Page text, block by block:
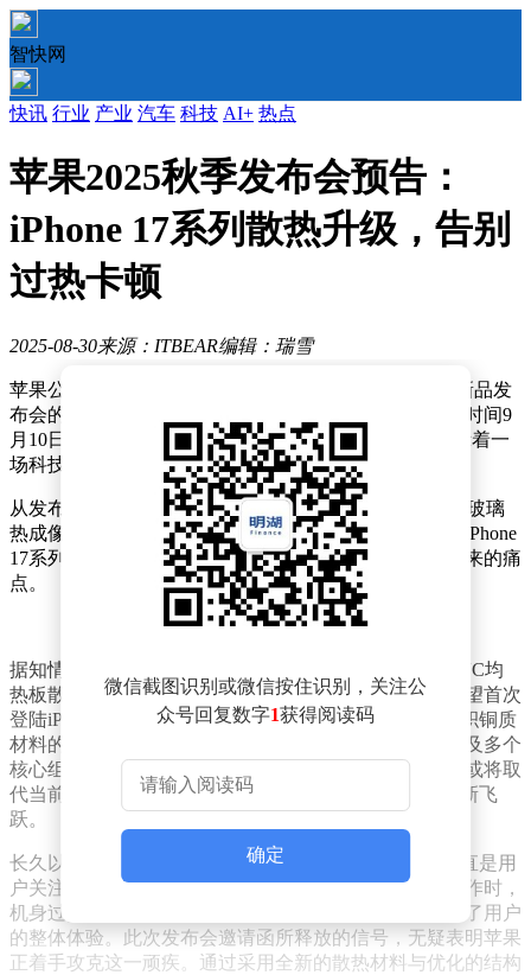
智快网
快讯 行业 产业 汽车 科技 AI+ 热点
苹果2025秋季发布会预告：
iPhone 17系列散热升级，告别
过热卡顿
2025-08-30来源：ITBEAR编辑：瑞雪
苹果公司于太平洋时间8月27日凌晨揭晓了2025年秋季新品发
布会的神秘面纱，活动定于9月9日上午10点（对应北京时间9
月10日凌晨1点）盛大开启，主题定为“前方超燃”，预示着一
场科技盛宴即将来袭。
从发布会邀请函上别具匠心的设计——苹果Logo以液态玻璃
热成像的形态呈现，业界纷纷猜测，苹果或将在新一代iPhone
17系列上大幅强化散热性能，这一改变直击用户长期以来的痛
点。
据知情人士透露，iPhone 17 Pro系列或将开创性地引入VC均
热板散热技术，这一在安卓阵营已较为成熟的技术，有望首次
登陆iPhone平台。更令人瞩目的是，一款疑似采用大面积铜质
材料的散热模块曝光，其精妙的设计能够同时覆盖主板及多个
核心组件，提供全方位的散热支持。这一创新散热方案或将取
代当前iPhone采用的石墨烯散热材料，带来散热效率的新飞
跃。
长久以来，iPhone在高强度使用场景下易发热的问题一直是用
户关注的焦点。特别是在运行大型游戏或执行多任务操作时，
机身过热导致的性能下降、操作延迟等现象，严重影响了用户
的整体体验。此次发布会邀请函所释放的信号，无疑表明苹果
正着手攻克这一顽疾。通过采用全新的散热材料与优化的结构
微信截图识别或微信按住识别，关注公
众号回复数字1获得阅读码
确定